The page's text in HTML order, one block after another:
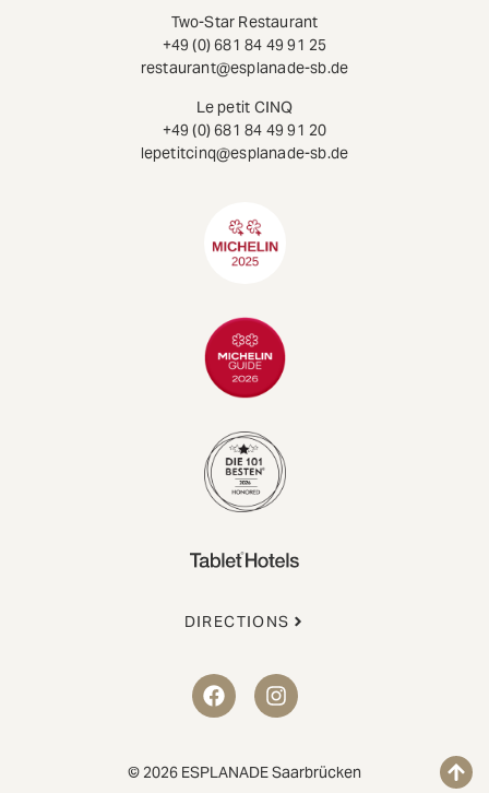
Two-Star Restaurant
+49 (0) 681 84 49 91 25
restaurant@esplanade-sb.de
Le petit CINQ
+49 (0) 681 84 49 91 20
lepetitcinq@esplanade-sb.de
DIRECTIONS
© 2026 ESPLANADE Saarbrücken